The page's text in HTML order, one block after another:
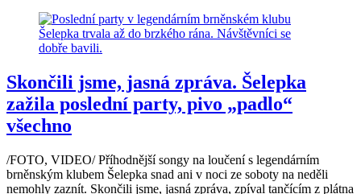
Skončili jsme, jasná zpráva. Šelepka
zažila poslední party, pivo „padlo“
všechno
/FOTO, VIDEO/ Příhodnější songy na loučení s legendárním
brněnským klubem Šelepka snad ani v noci ze soboty na neděli
nemohly zaznít. Skončili jsme, jasná zpráva, zpíval tančícím z plátna